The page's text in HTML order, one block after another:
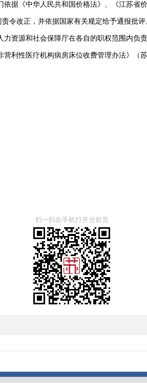
据《中华人民共和国价格法》、《江苏省
改正，并依据国家有关规定给予通报批评
资源和社会保障厅在各自的职权范围内负责
利性医疗机构病房床位收费管理办法》（
扫一扫在手机打开当前页